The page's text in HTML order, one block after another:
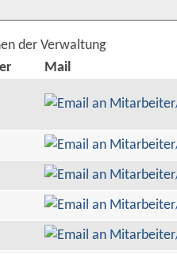
der Verwaltung
Mail